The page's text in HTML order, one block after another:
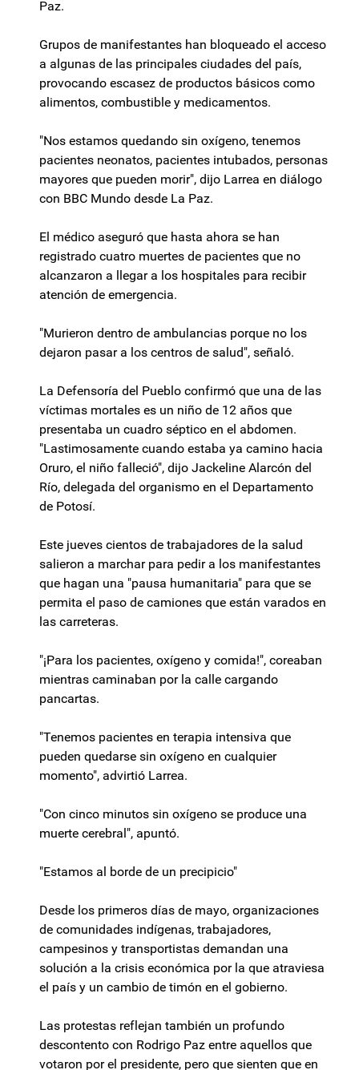
Paz.
Grupos de manifestantes han bloqueado el acceso
a algunas de las principales ciudades del país,
provocando escasez de productos básicos como
alimentos, combustible y medicamentos.
"Nos estamos quedando sin oxígeno, tenemos
pacientes neonatos, pacientes intubados, personas
mayores que pueden morir", dijo Larrea en diálogo
con BBC Mundo desde La Paz.
El médico aseguró que hasta ahora se han
registrado cuatro muertes de pacientes que no
alcanzaron a llegar a los hospitales para recibir
atención de emergencia.
"Murieron dentro de ambulancias porque no los
dejaron pasar a los centros de salud", señaló.
La Defensoría del Pueblo confirmó que una de las
víctimas mortales es un niño de 12 años que
presentaba un cuadro séptico en el abdomen.
"Lastimosamente cuando estaba ya camino hacia
Oruro, el niño falleció", dijo Jackeline Alarcón del
Río, delegada del organismo en el Departamento
de Potosí.
Este jueves cientos de trabajadores de la salud
salieron a marchar para pedir a los manifestantes
que hagan una "pausa humanitaria" para que se
permita el paso de camiones que están varados en
las carreteras.
"¡Para los pacientes, oxígeno y comida!", coreaban
mientras caminaban por la calle cargando
pancartas.
"Tenemos pacientes en terapia intensiva que
pueden quedarse sin oxígeno en cualquier
momento", advirtió Larrea.
"Con cinco minutos sin oxígeno se produce una
muerte cerebral", apuntó.
"Estamos al borde de un precipicio"
Desde los primeros días de mayo, organizaciones
de comunidades indígenas, trabajadores,
campesinos y transportistas demandan una
solución a la crisis económica por la que atraviesa
el país y un cambio de timón en el gobierno.
Las protestas reflejan también un profundo
descontento con Rodrigo Paz entre aquellos que
votaron por el presidente, pero que sienten que en